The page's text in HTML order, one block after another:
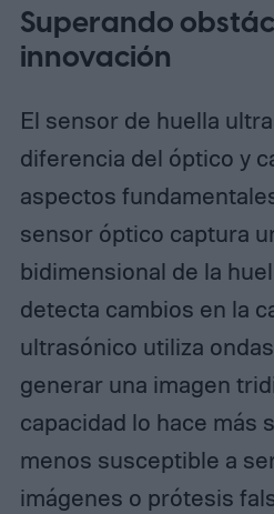
Superando
innovación
El sensor de huella
diferencia del óptico y
aspectos
sensor óptico captura
bidimensional de la
detecta cambios en la
ultrasónico utiliza
generar una imagen
capacidad lo hace más
menos susceptible a
imágenes o prótesis